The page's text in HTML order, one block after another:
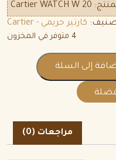
Cartier WATCH W 20
كارتير حريمي - Cartier
4 متوفر في المخزون
إلى السلة
مراجعات (0)